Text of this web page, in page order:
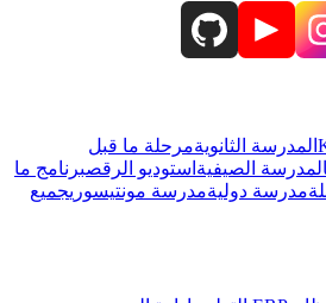
المدرسة الثانويةمرحلة ما قبل
الصيفية استوديو الرقصبرنامج ما
مدرسة دوليةمدرسة مونتيسوريجميع